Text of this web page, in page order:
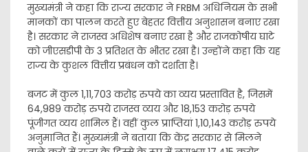
मुख्यमंत्री ने कहा कि राज्य सरकार ने FRBM अधिनियम के सभी
मानकों का पालन करते हुए बेहतर वित्तीय अनुशासन बनाए रखा
है। सरकार ने राजस्व अधिशेष बनाए रखा है और राजकोषीय घाटे
को जीएसडीपी के 3 प्रतिशत के भीतर रखा है। उन्होंने कहा कि यह
राज्य के कुशल वित्तीय प्रबंधन को दर्शाता है।
बजट में कुल 1,11,703 करोड़ रुपये का व्यय प्रस्तावित है, जिसमें
64,989 करोड़ रुपये राजस्व व्यय और 18,153 करोड़ रुपये
पूंजीगत व्यय शामिल हैं। वहीं कुल प्राप्तियां 1,10,143 करोड़ रुपये
अनुमानित हैं। मुख्यमंत्री ने बताया कि केंद्र सरकार से मिलने